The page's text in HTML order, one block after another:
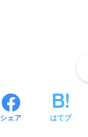
シェア はてブ